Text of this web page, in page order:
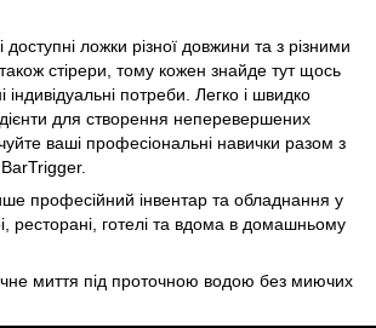
ложки різної довжини та з різними
стірери, тому кожен знайде тут щось
індивідуальні потреби. Легко і швидко
для створення неперевершених
ваші професіональні навички разом з
професійний інвентар та обладнання у
ресторані, готелі та вдома в домашньому
миття під проточною водою без миючих